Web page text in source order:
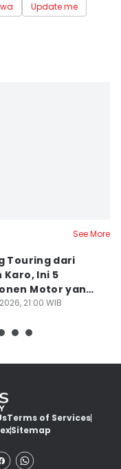
Update me
See More
Touring dari
Karo, Ini 5
Motor yang
21:00 WIB
Terms of Services
Sitemap